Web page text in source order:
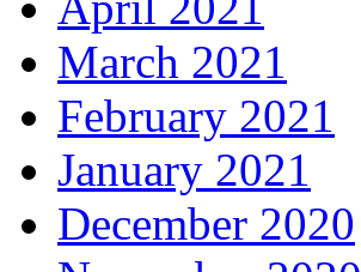
March 2021
February 2021
January 2021
December 2020